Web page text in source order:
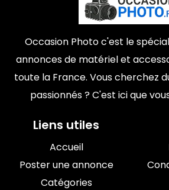
Occasion Photo c'est le
annonces de matériel et
toute la France. Vous cherchez
passionnés ? C'est ici que
Liens utiles
Accueil
Poster une annonce
Catégories